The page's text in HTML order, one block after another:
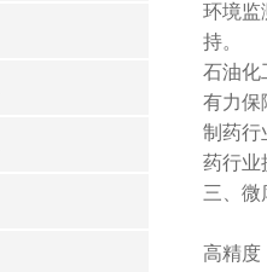
环境监
持。
石油化
有力保
制药行
药行业
三、微
高精度